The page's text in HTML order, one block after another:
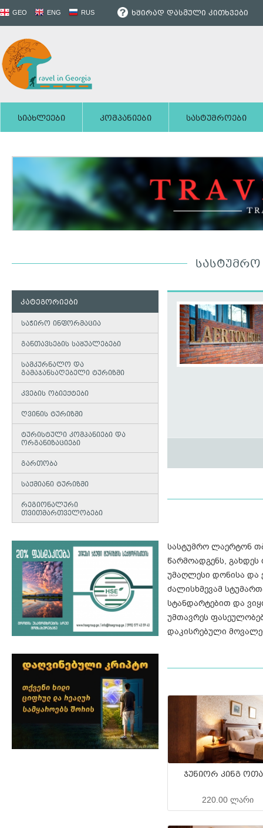
GEO ENG RUS ხშირად დასმული კითხვები
სიახლეები კომპანიები სასტუმროები
კატეგორიები
საჭირო ინფორმაცია
განთავსების საშუალებები
სამკურნალო და
გამაჯანსაღებელი ტურიზმი
კვების ობიექტები
ღვინის ტურიზმი
ტურისტული კომპანიები და
ორგანიზაციები
გართობა
საქმიანი ტურიზმი
რეგიონალური
თვითმართველობები
სასტუმრო ლაერტონ
წარმოადგენს,
უმაღლესი დონისა და
ძალისხმევამ
სტანდარტებით და
უმთავრეს
დაკისრებული
ჯუნიორ კინგ
220.00 ლარი